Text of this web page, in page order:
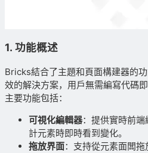
1. 功能概述
Bricks結合了主題和頁面構建器的
效的解決方案，用戶無需編寫代碼
主要功能包括：
可視化編輯器：提供實時前
計元素時即時看到變化。
拖放界面：支持從元素面闆